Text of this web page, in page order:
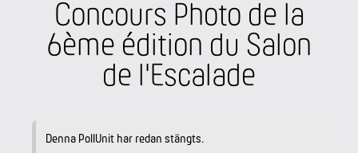
Concours Photo de la
6ème édition du Salon
de l'Escalade
Denna PollUnit har redan stängts.